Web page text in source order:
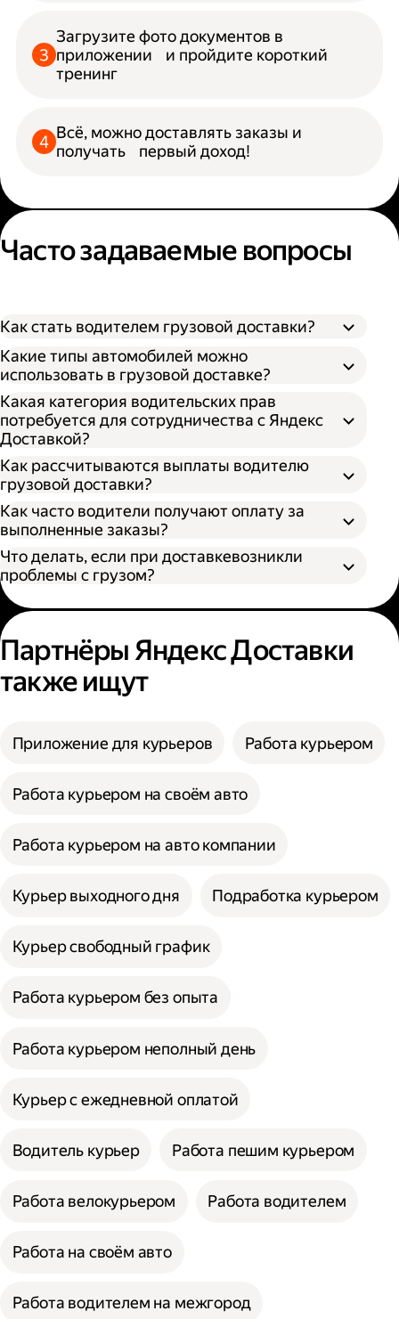
Загрузите фото документов в
приложении и пройдите короткий
тренинг
Всё, можно доставлять заказы и
получать первый доход!
Часто задаваемые вопросы
Как стать водителем грузовой доставки?
Какие типы автомобилей можно
использовать в грузовой доставке?
S — от 170 × 100 × 90 см
M — от 260 × 130 × 150 см
L — от 380 × 180 × 180 см
XL — от 400 × 190 × 200 см
Какая категория водительских прав
потребуется для сотрудничества с Яндекс
Доставкой?
Как рассчитываются выплаты водителю
грузовой доставки?
Как часто водители получают оплату за
выполненные заказы?
Что делать, если при доставкевозникли
проблемы с грузом?
Партнёры Яндекс Доставки
также ищут
Приложение для курьеров Работа курьером
Работа курьером на своём авто
Работа курьером на авто компании
Курьер выходного дня Подработка курьером
Курьер свободный график
Работа курьером без опыта
Работа курьером неполный день
Курьер с ежедневной оплатой
Водитель курьер Работа пешим курьером
Работа велокурьером Работа водителем
Работа на своём авто
Работа водителем на межгород